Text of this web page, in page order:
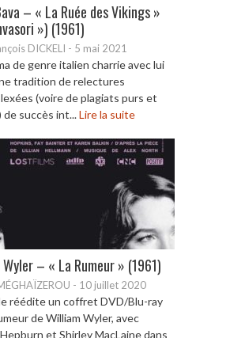
– « La Ruée des Vikings »
») (1961)
DICKELI - 5 mai 2021
de genre italien charrie avec lui
tradition de relectures
(voire de plagiats purs et
de succès int...Lire la suite
– « La Rumeur » (1961)
- 10 juillet 2020
réédite un coffret DVD/Blu-ray
de William Wyler, avec
et Shirley MacLaine dans